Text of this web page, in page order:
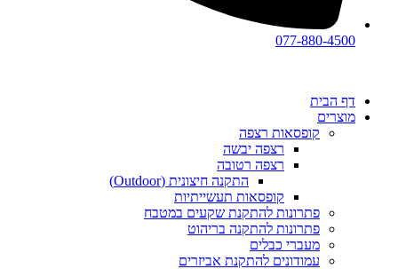
077-880-4500
דף הבית
מוצרים
קופסאות רצפה
רצפה יבשה
רצפה רטובה
התקנה חיצונית (Outdoor)
קופסאות תעשייתיות
פתרונות להתקנת שקעים במטבח
פתרונות להתקנה בריהוט
מעברי כבלים
עמודונים להתקנת אביזרים